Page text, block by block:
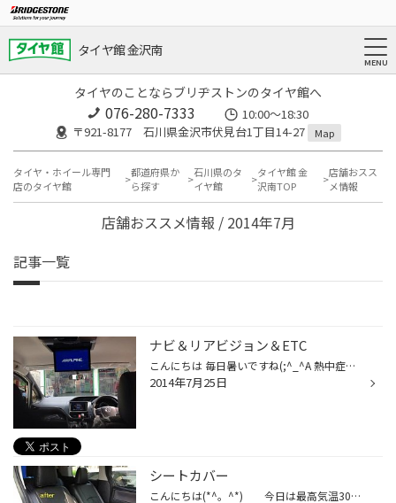
タイヤ館 金沢南
タイヤのことならブリヂストンのタイヤ館へ
076-280-7333
10:00～18:30
〒921-8177 石川県金沢市伏見台1丁目14-27
Map
タイヤ・ホイール専門
店のタイヤ館
都道府県か
ら探す
石川県のタ
イヤ館
タイヤ館 金
沢南TOP
店舗おスス
メ情報
店舗おススメ情報 / 2014年7月
記事一覧
ナビ＆リアビジョン＆ETC
こんにちは 毎日暑いですね(;^_^A 熱中症に気をつけて下さいね(*^^*) 新型 voxy にナビゲーション、天井取付リアビジョン‼︎ ETC LED 取付 さらにかっこ良くなりましたね♪♪♪♪ ステキ♪───Ｏ（≧∇≦）Ｏ────♪ DVD を入れれば リアビジョンは後部座席がちょとした、シアター⁈ の ようになり...
2014年7月25日
シートカバー
こんにちは(*^。^*) 今日は最高気温30度を超えたらしいです あついｗｗｗｗ 今日は 新型VOXY にクラッツィオのシートカバーを取付ヽ(^o^)丿 フィッティングがとてもよく、燃えにくい生地を使い、もちろん抗菌加工 デザイン性にもすぐれていますね(^o^)丿 かっこい～ 施工前と施工後を載せ...